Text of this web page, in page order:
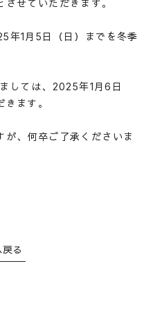
BOOK
せていただきます。
年1月5日（日）までを冬季
しては、2025年1月6日
きます。
、何卒ご了承くださいま
る